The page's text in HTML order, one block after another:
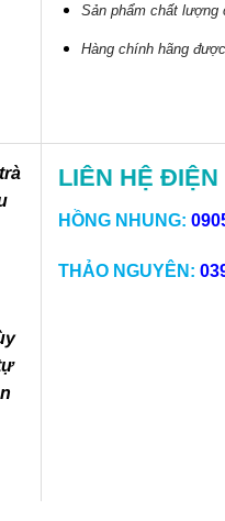
Sản phẩm chất lượng
Hàng chính hãng
LIÊN HỆ ĐIỆN
HỒNG NHUNG:
THẢO NGUYÊN: